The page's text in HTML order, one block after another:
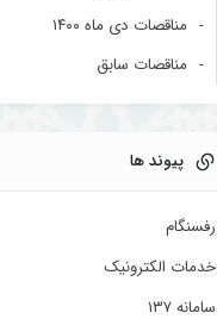
مناقصات دی ماه ۱۴۰۰
مناقصات سابق
پیوند ها
رفسنگام
خدمات الکترونیک
سامانه ۱۳۷